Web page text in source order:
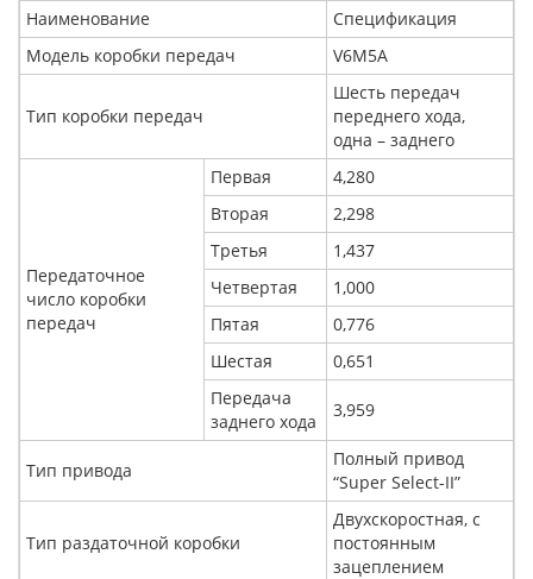
Наименование
Спецификация
Модель коробки передач
V6M5A
Тип коробки передач
Шесть передач
переднего хода,
одна – заднего
Передаточное
число коробки
передач
Первая
4,280
Вторая
2,298
Третья
1,437
Четвертая
1,000
Пятая
0,776
Шестая
0,651
Передача
заднего хода
3,959
Тип привода
Полный привод
“Super Select-II”
Тип раздаточной коробки
Двухскоростная, с
постоянным
зацеплением